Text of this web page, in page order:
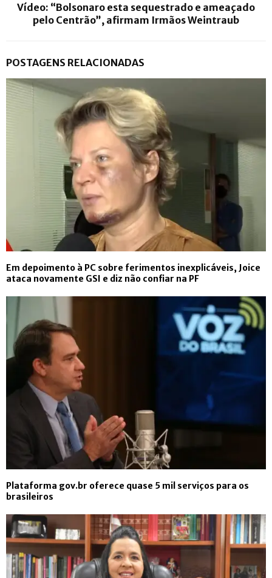
Vídeo: “Bolsonaro esta sequestrado e ameaçado
pelo Centrão”, afirmam Irmãos Weintraub
POSTAGENS RELACIONADAS
Em depoimento à PC sobre ferimentos inexplicáveis, Joice
ataca novamente GSI e diz não confiar na PF
Plataforma gov.br oferece quase 5 mil serviços para os
brasileiros